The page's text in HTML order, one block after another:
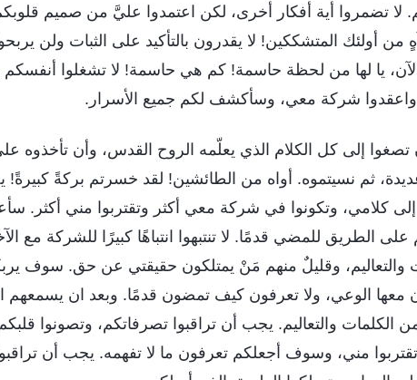
لا تضمروا أية أفكار أخرى، لكن اعتمدوا عليَّ من صميم
من أولئك المتشككين! لا يقدرون بالتأكيد على الثبات ولن
يا لها من لحظة حاسمة! كم هي حاسمة! لا تشغلوا أنفسكم
واعقدوا شركة معي، وسأكشف لكم جميع الأسرار.
إلى كل الكلام الذي يعلّمه الروح القدس، وأن تأخذوه
ثم نسيتموه. أواه من الطائشين! لقد خسرتم بركةً كبيرةً!
إلى كلامي، وتكونوا في شركة معي أكثر وتقتربوا مني
على الطريق للمضي قدمًا. لا تنتبهوا انتباهًا كبيرًا للشركة مع
والتعاليم، وقليلٌ منهم مَنْ يمتلكون حقيقتي عن حق. سوف
معها الوعي، ولا تعرفون كيف تمضون قدمًا. وبعد ان يسمعهم
الكلمات والتعاليم. يجب أن تراقبوا تصرفاتكم، وتصونوا
مني، وسوف أجعلكم تعرفون ما لا تفهمه. يجب أن